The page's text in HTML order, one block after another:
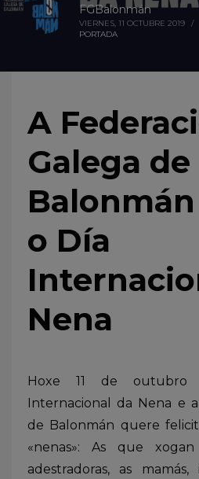
FGBalonmán
VIERNES, 11 OCTUBRE 2019 /
PORTADA
A
Galega de
o Día
Nena
Hoxe 11 de outubro
Internacional da Nena e
de Balonmán quere
«nenas»: As que
adestradoras, as